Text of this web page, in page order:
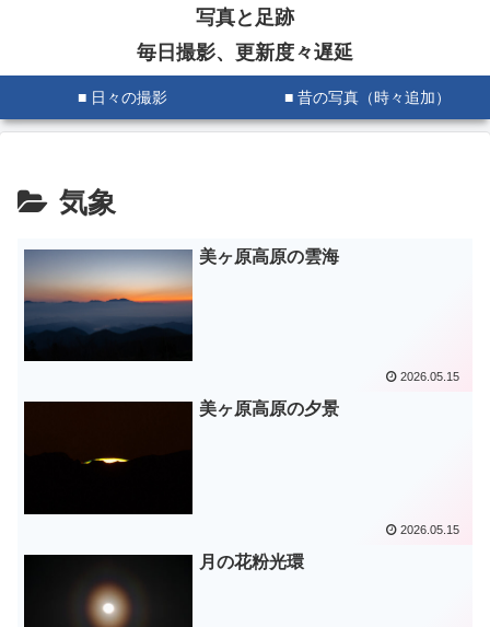
写真と足跡
毎日撮影、更新度々遅延
■ 日々の撮影 ■ 昔の写真（時々追加）
気象
美ヶ原高原の雲海
2026.05.15
美ヶ原高原の夕景
2026.05.15
月の花粉光環